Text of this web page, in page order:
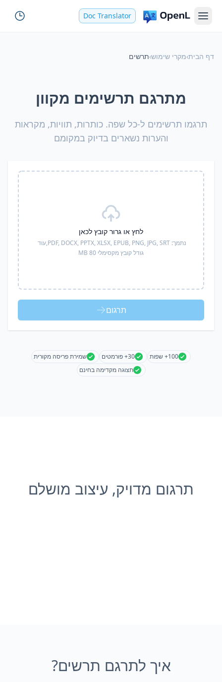
Doc Translator
דף הבית›מקרי שימוש›תרשים
מתרגם תרשימים מקוון
תרגמו תרשימים ל-כל שפה. כותרות, תוויות, מקראות
והערות נשארים בדיוק במקומם
לחץ או גרור קובץ לכאן
נתמך: PDF, DOCX, PPTX, XLSX, EPUB, PNG, JPG, SRT, עוד
גודל קובץ מקסימלי 80 MB
תרגום
100+ שפות 30+ פורמטים
שמירת פריסה מקורית
תצוגה מקדימה בחינם
תרגום מדויק, עיצוב מושלם
איך לתרגם תרשים?